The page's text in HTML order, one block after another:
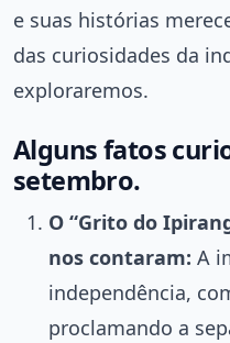
e suas histórias
das curiosidades da
exploraremos.
Alguns fatos
setembro.
O “Grito do
nos contaram: A
independência,
proclamando a